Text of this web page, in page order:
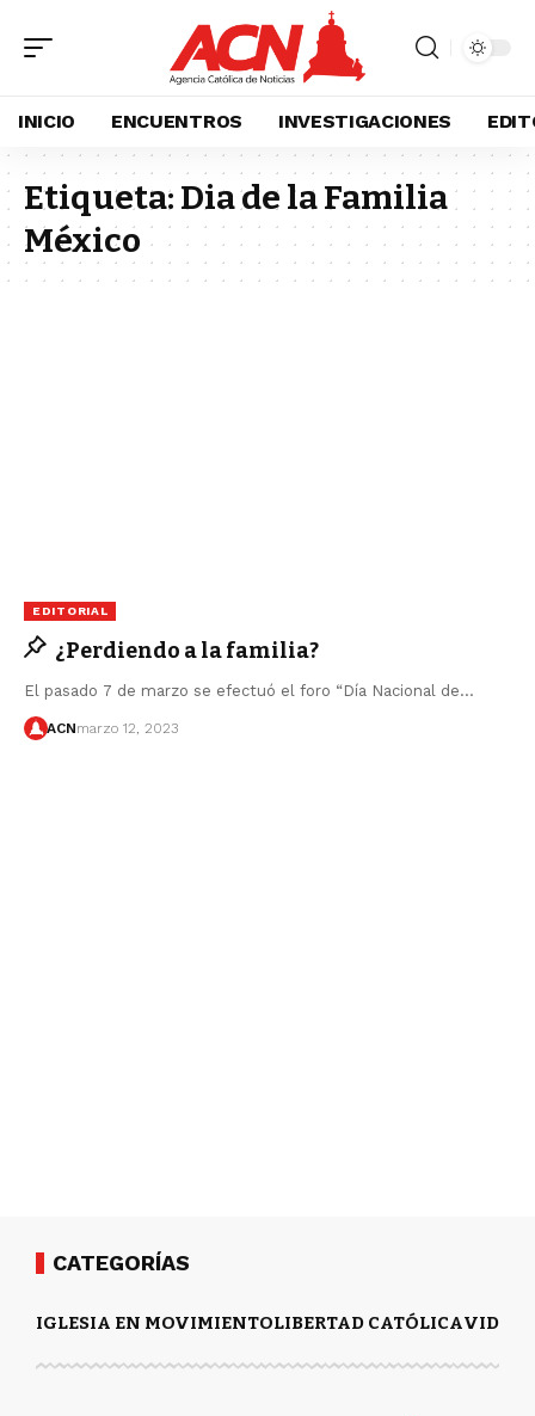
INICIO ENCUENTROS INVESTIGACIONES
Etiqueta: Dia de la Familia
México
EDITORIAL
¿Perdiendo a la familia?
El pasado 7 de marzo se efectuó el foro “Día Nacional de…
ACNmarzo 12, 2023
CATEGORÍAS
IGLESIA EN MOVIMIENTOLIBERTAD CATÓLICAVIDA